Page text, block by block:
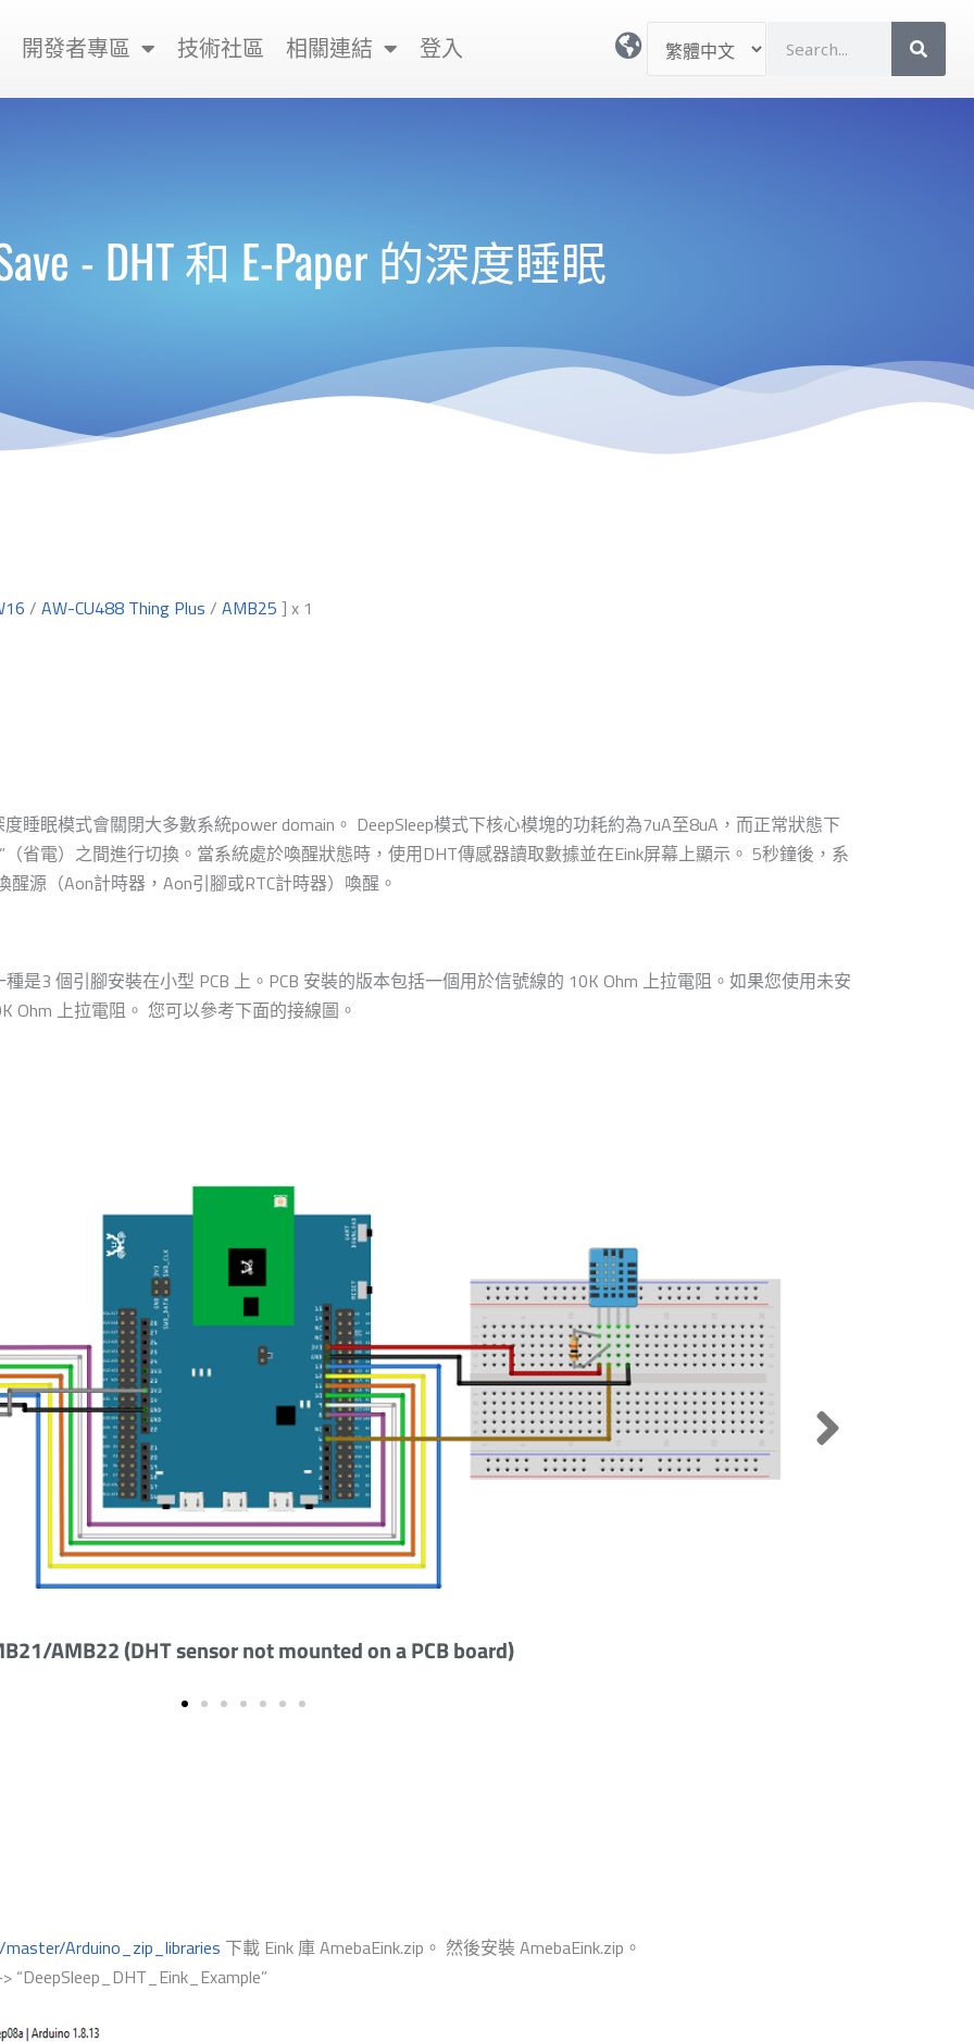
開發者專區 技術社區 相關連結 登入
語
a
- DHT 和 E-Paper 的深度睡眠
/ AW-CU488 Thing Plus / AMB25 ] x 1
睡眠模式會關閉大多數系統power domain。 DeepSleep模式下核心模塊的功耗約為7uA至8uA，而正常狀態下
省電）之間進行切換。當系統處於喚醒狀態時，使用DHT傳感器讀取數據並在Eink屏幕上顯示。 5秒鐘後，系
源（Aon計時器，Aon引腳或RTC計時器）喚醒。
是3 個引腳安裝在小型 PCB 上。PCB 安裝的版本包括一個用於信號線的 10K Ohm 上拉電阻。如果您使用未安
Ohm 上拉電阻。 您可以參考下面的接線圖。
AMB21/AMB22 (DHT sensor mounted on a PCB board)
Arduino_zip_libraries 下載 Eink 庫 AmebaEink.zip。 然後安裝 AmebaEink.zip。
“DeepSleep_DHT_Eink_Example”